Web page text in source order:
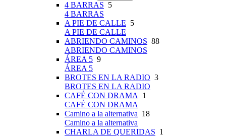
4 BARRAS 5
4 BARRAS
A PIE DE CALLE 5
A PIE DE CALLE
ABRIENDO CAMINOS 88
ABRIENDO CAMINOS
ÁREA 5 9
ÁREA 5
BROTES EN LA RADIO 3
BROTES EN LA RADIO
CAFÉ CON DRAMA 1
CAFÉ CON DRAMA
Camino a la alternativa 18
Camino a la alternativa
CHARLA DE QUERIDAS 1